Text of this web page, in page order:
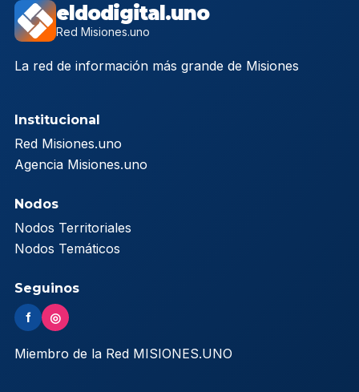
eldodigital.uno
Red Misiones.uno
La red de información más grande de Misiones
Institucional
Red Misiones.uno
Agencia Misiones.uno
Nodos
Nodos Territoriales
Nodos Temáticos
Seguinos
f ◎
Miembro de la Red MISIONES.UNO